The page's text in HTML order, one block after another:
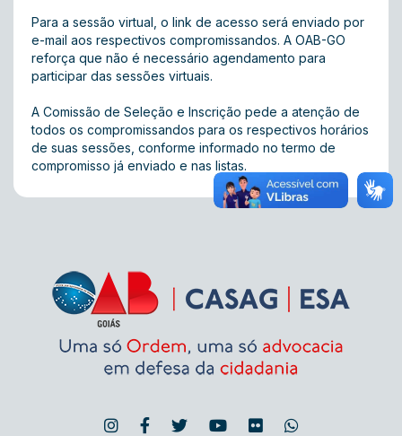
Para a sessão virtual, o link de acesso será enviado por
e-mail aos respectivos compromissandos. A OAB-GO
reforça que não é necessário agendamento para
participar das sessões virtuais.
A Comissão de Seleção e Inscrição pede a atenção de
todos os compromissandos para os respectivos horários
de suas sessões, conforme informado no termo de
compromisso já enviado e nas listas.